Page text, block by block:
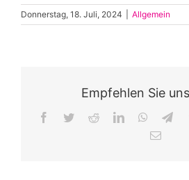
Donnerstag, 18. Juli, 2024 Allgemein
Empfehlen Sie
Facebook
TwitterRedditLinkedIn
E-